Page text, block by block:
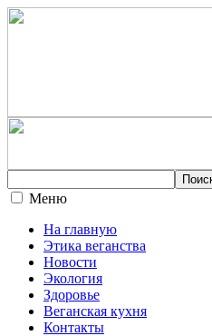
Меню
На главную
Этика веганства
Новости
Экология
Здоровье
Веганская кухня
Контакты